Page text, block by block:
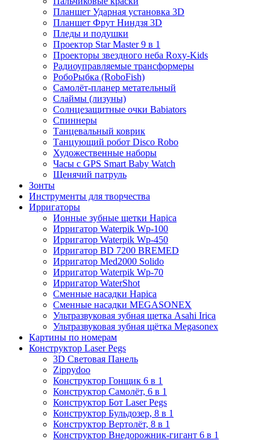
Планшет Ударная установка 3D
Планшет Фрут Ниндзя 3D
Пледы и подушки
Проектор Star Master 9 в 1
Проекторы звездного неба Roxy-Kids
Радиоуправляемые трансформеры
РобоРыбка (RoboFish)
Самолёт-планер метательный
Слаймы (лизуны)
Солнцезащитные очки Babiators
Спиннеры
Танцевальный коврик
Танцующий робот Disco Robo
Художественные наборы
Часы с GPS Smart Baby Watch
Щенячий патруль
Зонты
Инструменты для творчества
Ирригаторы
Ионные зубные щетки Hapica
Ирригатор Waterpik Wp-100
Ирригатор Waterpik Wp-450
Ирригатор BD 7200 BREMED
Ирригатор Med2000 Solido
Ирригатор Waterpik Wp-70
Ирригатор WaterShot
Сменные насадки Hapica
Сменные насадки MEGASONEX
Ультразвуковая зубная щетка Asahi Irica
Ультразвуковая зубная щётка Megasonex
Картины по номерам
Конструктор Laser Pegs
3D Световая Панель
Zippydoo
Конструктор Гонщик 6 в 1
Конструктор Cамолёт, 6 в 1
Конструктор Бот Laser Pegs
Конструктор Бульдозер, 8 в 1
Конструктор Вертолёт, 8 в 1
Конструктор Внедорожник-гигант 6 в 1